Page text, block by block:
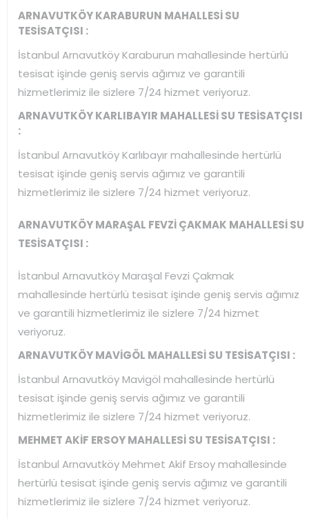
ARNAVUTKÖY KARABURUN MAHALLESİ SU
TESİSATÇISI :
İstanbul Arnavutköy Karaburun mahallesinde hertürlü
tesisat işinde geniş servis ağımız ve garantili
hizmetlerimiz ile sizlere 7/24 hizmet veriyoruz.
ARNAVUTKÖY KARLIBAYIR MAHALLESİ SU TESİSATÇISI
:
İstanbul Arnavutköy Karlıbayır mahallesinde hertürlü
tesisat işinde geniş servis ağımız ve garantili
hizmetlerimiz ile sizlere 7/24 hizmet veriyoruz.
ARNAVUTKÖY MARAŞAL FEVZİ ÇAKMAK MAHALLESİ SU
TESİSATÇISI :
İstanbul Arnavutköy Maraşal Fevzi Çakmak
mahallesinde hertürlü tesisat işinde geniş servis ağımız
ve garantili hizmetlerimiz ile sizlere 7/24 hizmet
veriyoruz.
ARNAVUTKÖY MAVİGÖL MAHALLESİ SU TESİSATÇISI :
İstanbul Arnavutköy Mavigöl mahallesinde hertürlü
tesisat işinde geniş servis ağımız ve garantili
hizmetlerimiz ile sizlere 7/24 hizmet veriyoruz.
MEHMET AKİF ERSOY MAHALLESİ SU TESİSATÇISI :
İstanbul Arnavutköy Mehmet Akif Ersoy mahallesinde
hertürlü tesisat işinde geniş servis ağımız ve garantili
hizmetlerimiz ile sizlere 7/24 hizmet veriyoruz.